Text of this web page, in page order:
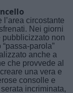
l’area circostante
Nei giorni
pubblicizzato non
parola”
anche a
che provvede al
una vera e
consolle e
incriminata,